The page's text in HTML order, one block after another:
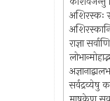
अशिरस्कः
राज्ञा